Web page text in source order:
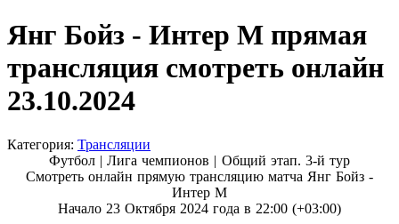
Янг Бойз - Интер М прямая
трансляция смотреть онлайн
23.10.2024
Категория: Трансляции
Футбол | Лига чемпионов | Общий этап. 3-й тур
Смотреть онлайн прямую трансляцию матча Янг Бойз -
Интер М
Начало 23 Октября 2024 года в 22:00 (+03:00)